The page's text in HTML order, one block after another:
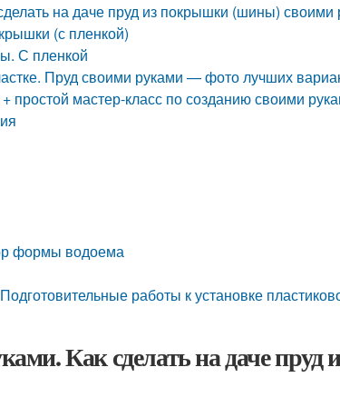
на даче пруд из покрышки (шины) своими
(с пленкой)
С пленкой
Пруд своими руками — фото лучших
мастер-класс по созданию своими
формы водоема
работы к установке
Как сделать на даче